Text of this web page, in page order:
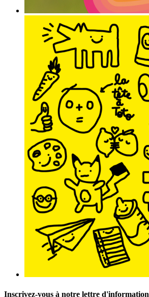
Inscrivez-vous à notre lettre d'information